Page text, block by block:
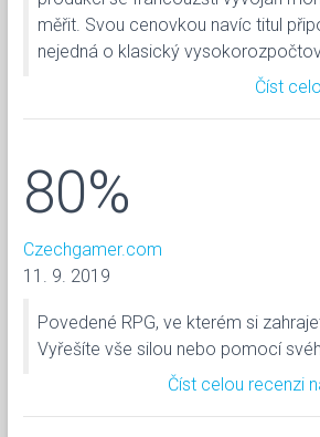
měřit. Svou cenovkou navíc titul
nejedná o klasický
Číst
80%
Czechgamer.com
11. 9. 2019
Povedené RPG, ve kterém si
Vyřešíte vše silou nebo pomocí
Číst celou recenzi